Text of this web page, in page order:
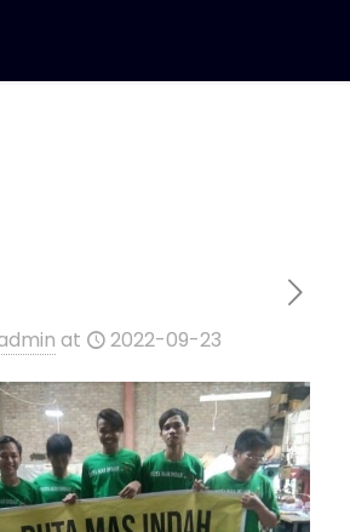
at 2022-09-23